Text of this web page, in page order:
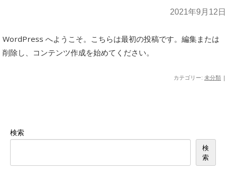
2021年9月12日
WordPress へようこそ。 こちらは最初の投稿です。編集または
削除し、コンテンツ作成を始めてください。
カテゴリー: 未分類 |
検索
検
索